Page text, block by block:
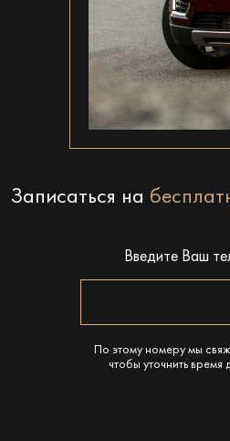
Записаться на
Введите Ваш
По этому номеру мы
чтобы уточнить время